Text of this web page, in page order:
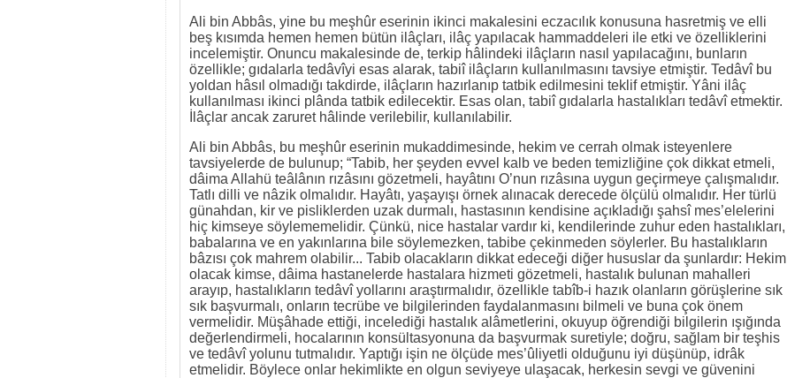
Ali bin Abbâs, yine bu meşhûr eserinin ikinci makalesini eczacılık konusuna hasretmiş ve elli
beş kısımda hemen hemen bütün ilâçları, ilâç yapılacak hammaddeleri ile etki ve özelliklerini
incelemiştir. Onuncu makalesinde de, terkip hâlindeki ilâçların nasıl yapılacağını, bunların
özellikle; gıdalarla tedâvîyi esas alarak, tabiî ilâçların kullanılmasını tavsiye etmiştir. Tedâvî bu
yoldan hâsıl olmadığı takdirde, ilâçların hazırlanıp tatbik edilmesini teklif etmiştir. Yâni ilâç
kullanılması ikinci plânda tatbik edilecektir. Esas olan, tabiî gıdalarla hastalıkları tedâvî etmektir.
İlâçlar ancak zaruret hâlinde verilebilir, kullanılabilir.
Ali bin Abbâs, bu meşhûr eserinin mukaddimesinde, hekim ve cerrah olmak isteyenlere
tavsiyelerde de bulunup; “Tabib, her şeyden evvel kalb ve beden temizliğine çok dikkat etmeli,
dâima Allahü teâlânın rızâsını gözetmeli, hayâtını O’nun rızâsına uygun geçirmeye çalışmalıdır.
Tatlı dilli ve nâzik olmalıdır. Hayâtı, yaşayışı örnek alınacak derecede ölçülü olmalıdır. Her türlü
günahdan, kir ve pisliklerden uzak durmalı, hastasının kendisine açıkladığı şahsî mes’elelerini
hiç kimseye söylememelidir. Çünkü, nice hastalar vardır ki, kendilerinde zuhur eden hastalıkları,
babalarına ve en yakınlarına bile söylemezken, tabibe çekinmeden söylerler. Bu hastalıkların
bâzısı çok mahrem olabilir... Tabib olacakların dikkat edeceği diğer hususlar da şunlardır: Hekim
olacak kimse, dâima hastanelerde hastalara hizmeti gözetmeli, hastalık bulunan mahalleri
arayıp, hastalıkların tedâvî yollarını araştırmalıdır, özellikle tabîb-i hazık olanların görüşlerine sık
sık başvurmalı, onların tecrübe ve bilgilerinden faydalanmasını bilmeli ve buna çok önem
vermelidir. Müşâhade ettiği, incelediği hastalık alâmetlerini, okuyup öğrendiği bilgilerin ışığında
değerlendirmeli, hocalarının konsültasyonuna da başvurmak suretiyle; doğru, sağlam bir teşhis
ve tedâvî yolunu tutmalıdır. Yaptığı işin ne ölçüde mes’ûliyetli olduğunu iyi düşünüp, idrâk
etmelidir. Böylece onlar hekimlikte en olgun seviyeye ulaşacak, herkesin sevgi ve güvenini